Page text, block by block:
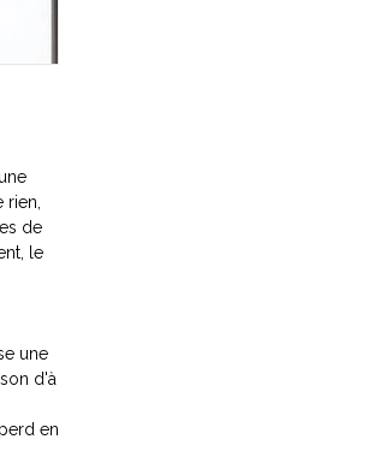
de
le
une
d'à
en